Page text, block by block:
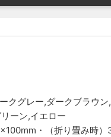
クグレー,ダークブラウ
ーン,イエロー
・（折り畳み時